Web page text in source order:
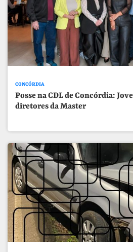
CONCÓRDIA
Posse na CDL de Concórdia: Jovem, Mulher e novos
diretores da Master